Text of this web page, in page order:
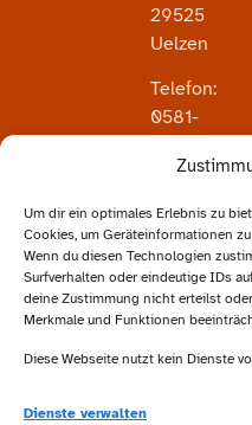
Um dir ein optimales Erlebnis zu
Cookies, um Geräteinformationen
Wenn du diesen Technologien
Surfverhalten oder eindeutige IDs
deine Zustimmung nicht erteilst
Merkmale und Funktionen
Diese Webseite nutzt kein Dienste
Dienste verwalten
29525
Uelzen
Telefon:
0581-
Email: